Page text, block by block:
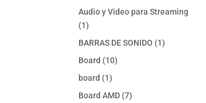
productos
Audio y Video para Streaming
11
producto
BARRAS DE SONIDO 11
Board 1010
board 11
producto
Board AMD 77